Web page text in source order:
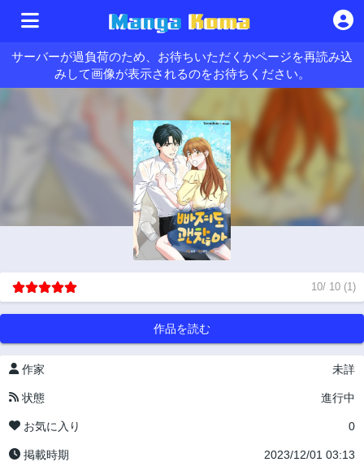
サーバーが過負荷のため、お待ちいただくかページを再読み込
みして画像が表示されるのをお待ちください。
10/ 10 (1)
作品を読む
作家 未詳
状態 進行中
お気に入り 0
掲載時期 2023/12/01 03:13